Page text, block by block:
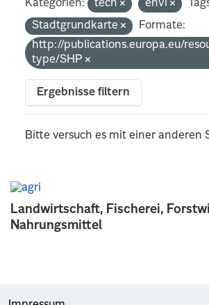
Landwirtschaft, Fischerei,
Nahrungsmittel
Kategorien: tech envi
Stadtgrundkarte
Formate:
http://publications.europa.eu/
type/SHP
Ergebnisse filtern
Bitte versuch es mit einer anderen